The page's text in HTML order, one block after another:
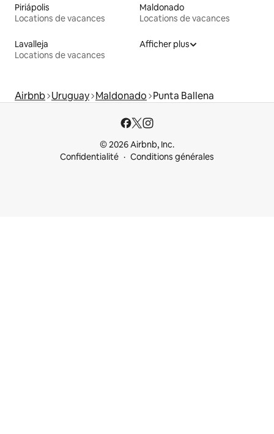
Piriápolis
Locations de vacances
Maldonado
Locations de vacances
Lavalleja
Locations de vacances
Afficher plus
Airbnb Uruguay Maldonado Punta Ballena
© 2026 Airbnb, Inc.
Confidentialité
Conditions générales